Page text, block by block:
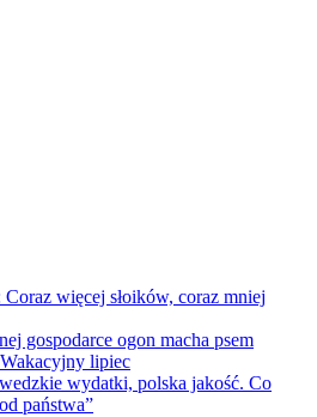
więcej słoików, coraz mniej
gospodarce ogon macha psem
lipiec
wydatki, polska jakość. Co
państwa”